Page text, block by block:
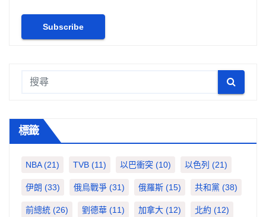
標籤
NBA(21) TVB (11) 以巴衝突 (10) 以色列 (21)
伊朗 (33) 俄烏戰爭 (31) 俄羅斯 (15) 共和黨 (38)
前總統 (26) 劉德華 (11) 加拿大 (12) 北約 (12)